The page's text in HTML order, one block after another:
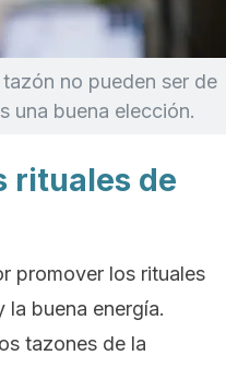
no pueden ser de
una buena elección.
rituales de
promover los rituales
la buena energía.
tazones de la